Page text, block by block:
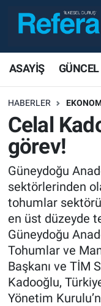
ASAYİŞ GÜNCEL
HABERLER
Celal
görev!
Güneydoğu
sektörlerinden
tohumlar
en üst düzeyde
Güneydoğu
Tohumlar ve
Başkanı ve TİM
Kadooğlu,
Yönetim